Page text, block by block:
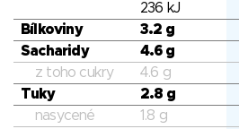
236 kJ
Bílkoviny
3.2 g
Sacharidy
4.6 g
z toho cukry
4.6 g
Tuky
2.8 g
nasycené
1.8 g